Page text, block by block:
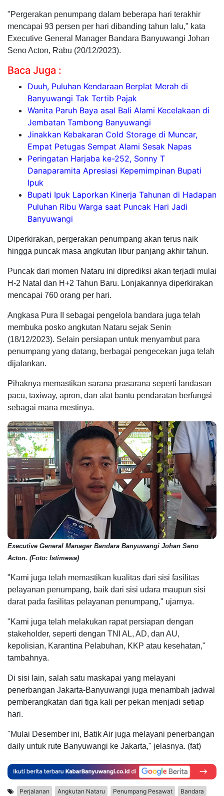
"Pergerakan penumpang dalam beberapa hari terakhir
mencapai 93 persen per hari dibanding tahun lalu," kata
Executive General Manager Bandara Banyuwangi Johan
Seno Acton, Rabu (20/12/2023).
Baca Juga :
Duuh, Puluhan Kendaraan Berplat Merah di
Banyuwangi Tak Tertib Pajak
Wanita Paruh Baya asal Bali Alami Kecelakaan di
Jembatan Tambong Banyuwangi
Jinakkan Kebakaran Cold Storage di Muncar,
Empat Petugas Sempat Alami Sesak Napas
Peringatan Harjaba ke-252, Sonny T
Danaparamita Apresiasi Kepemimpinan Bupati
Ipuk
Bupati Ipuk Laporkan Kinerja Tahunan di Hadapan
Puluhan Ribu Warga saat Puncak Hari Jadi
Banyuwangi
Diperkirakan, pergerakan penumpang akan terus naik
hingga puncak masa angkutan libur panjang akhir tahun.
Puncak dari momen Nataru ini diprediksi akan terjadi mulai
H-2 Natal dan H+2 Tahun Baru. Lonjakannya diperkirakan
mencapai 760 orang per hari.
Angkasa Pura II sebagai pengelola bandara juga telah
membuka posko angkutan Nataru sejak Senin
(18/12/2023). Selain persiapan untuk menyambut para
penumpang yang datang, berbagai pengecekan juga telah
dijalankan.
Pihaknya memastikan sarana prasarana seperti landasan
pacu, taxiway, apron, dan alat bantu pendaratan berfungsi
sebagai mana mestinya.
Executive General Manager Bandara Banyuwangi Johan Seno
Acton. (Foto: Istimewa)
"Kami juga telah memastikan kualitas dari sisi fasilitas
pelayanan penumpang, baik dari sisi udara maupun sisi
darat pada fasilitas pelayanan penumpang," ujarnya.
"Kami juga telah melakukan rapat persiapan dengan
stakeholder, seperti dengan TNI AL, AD, dan AU,
kepolisian, Karantina Pelabuhan, KKP atau kesehatan,"
tambahnya.
Di sisi lain, salah satu maskapai yang melayani
penerbangan Jakarta-Banyuwangi juga menambah jadwal
pemberangkatan dari tiga kali per pekan menjadi setiap
hari.
"Mulai Desember ini, Batik Air juga melayani penerbangan
daily untuk rute Banyuwangi ke Jakarta," jelasnya. (fat)
Perjalanan Angkutan Nataru Penumpang Pesawat Bandara